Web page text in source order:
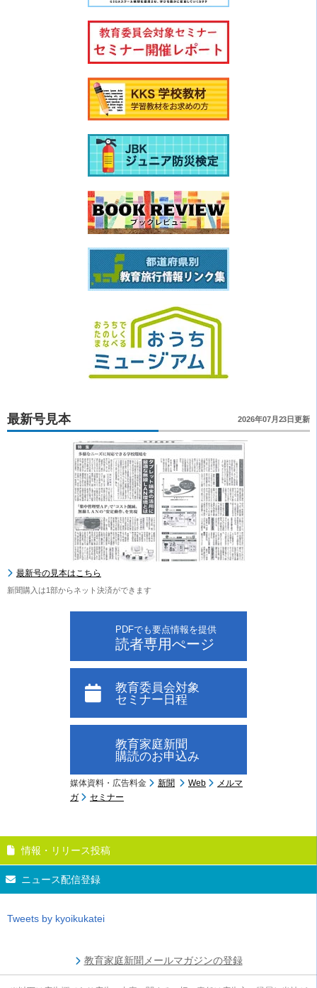
最新号見本 2026年07月23日更新
最新号の見本はこちら
新聞購入は1部からネット決済ができます
PDFでも要点情報を提供
読者専用ぺージ
教育委員会対象
セミナー日程
教育家庭新聞
購読のお申込み
媒体資料・広告料金 新聞 Web
メルマ
ガ
セミナー
情報・リリース投稿
ニュース配信登録
Tweets by kyoikukatei
教育家庭新聞メールマガジンの登録